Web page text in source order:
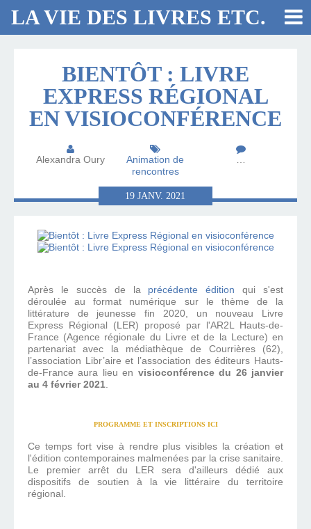
LA VIE DES LIVRES ETC.
BIENTÔT : LIVRE
EXPRESS RÉGIONAL
EN VISIOCONFÉRENCE
Alexandra Oury
Animation de
rencontres
…
19JANV.2021
Après le succès de la précédente édition qui s'est
déroulée au format numérique sur le thème de la
littérature de jeunesse fin 2020, un nouveau Livre
Express Régional (LER) proposé par l'AR2L Hauts-de-
France (Agence régionale du Livre et de la Lecture) en
partenariat avec la médiathèque de Courrières (62),
l’association Libr’aire et l’association des éditeurs Hauts-
de-France aura lieu en visioconférence du 26 janvier
au 4 février 2021.
PROGRAMME ET INSCRIPTIONS ICI
Ce temps fort vise à rendre plus visibles la création et
l'édition contemporaines malmenées par la crise sanitaire.
Le premier arrêt du LER sera d'ailleurs dédié aux
dispositifs de soutien à la vie littéraire du territoire
régional.